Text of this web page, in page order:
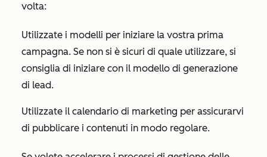
volta:
Utilizzate i modelli per iniziare la vostra prima
campagna. Se non si è sicuri di quale utilizzare, si
consiglia di iniziare con il modello di generazione
di lead.
Utilizzate il calendario di marketing per assicurarvi
di pubblicare i contenuti in modo regolare.